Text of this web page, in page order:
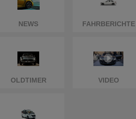
NEWS FAHRBERICHTE
OLDTIMER VIDEO